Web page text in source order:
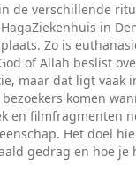
de verschillende
in
Zo is
of Allah beslist
maar dat ligt vaak
komen
en filmfragmenten
Het doel
gedrag en hoe je